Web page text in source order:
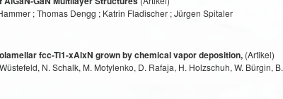
; Thomas Dengg ; Katrin Fladischer ; Jürgen Spitaler
fcc-Ti1-xAlxN grown by chemical vapor deposition,(Artikel)
N. Schalk, M. Motylenko, D. Rafaja, H. Holzschuh, W. Bürgin,